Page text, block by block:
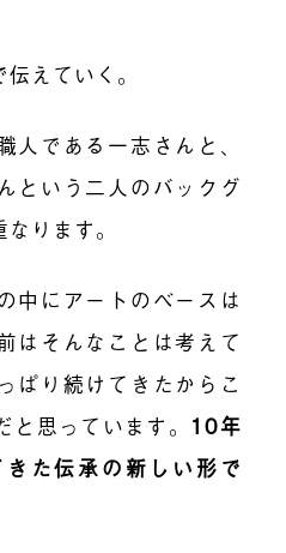
えていく。
人である一志さんと、
という二人のバックグ
ります。
中にアートのベースは
はそんなことは考えて
ぱり続けてきたからこ
思っています。 10年
た伝承の新しい形で